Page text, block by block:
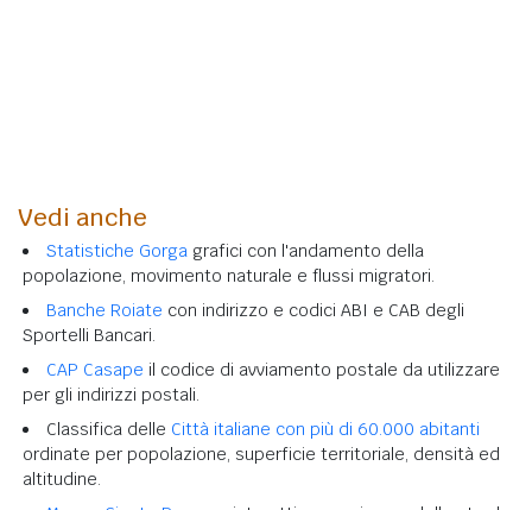
Vedi anche
Statistiche Gorga grafici con l'andamento della
popolazione, movimento naturale e flussi migratori.
Banche Roiate con indirizzo e codici ABI e CAB degli
Sportelli Bancari.
CAP Casape il codice di avviamento postale da utilizzare
per gli indirizzi postali.
Classifica delle Città italiane con più di 60.000 abitanti
ordinate per popolazione, superficie territoriale, densità ed
altitudine.